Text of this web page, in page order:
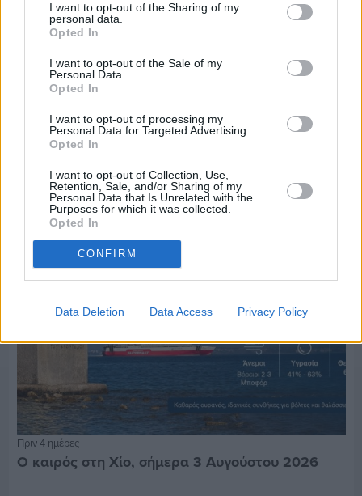
I want to opt-out of the Sharing of my
personal data.
Opted In
I want to opt-out of the Sale of my
Personal Data.
Opted In
I want to opt-out of processing my
Personal Data for Targeted Advertising.
Opted In
I want to opt-out of Collection, Use,
Retention, Sale, and/or Sharing of my
Personal Data that Is Unrelated with the
Purposes for which it was collected.
Opted In
CONFIRM
Data Deletion Data Access Privacy Policy
Πριν 4 ημέρες
70 χρόνια ιστορίας και συγκίνησης για το
Πριν 4 ημέρες
Ο καιρός στη Χίο, σήμερα 3 Αυγούστου 2026